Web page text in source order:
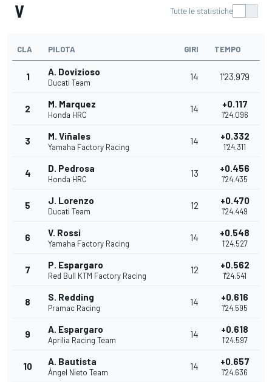
V Tutte le statistiche
CLA PILOTA GIRI TEMPO
1 A. Dovizioso
Ducati Team
14 1'23.979
2 M. Marquez
Honda HRC
14 +0.117
1'24.096
3 M. Viñales
Yamaha Factory Racing
14 +0.332
1'24.311
4 D. Pedrosa
Honda HRC
13 +0.456
1'24.435
5 J. Lorenzo
Ducati Team
12 +0.470
1'24.449
6 V. Rossi
Yamaha Factory Racing
14 +0.548
1'24.527
7 P. Espargaro
Red Bull KTM Factory Racing
12 +0.562
1'24.541
8 S. Redding
Pramac Racing
14 +0.616
1'24.595
9 A. Espargaro
Aprilia Racing Team
14 +0.618
1'24.597
10 A. Bautista
Ángel Nieto Team
14 +0.657
1'24.636